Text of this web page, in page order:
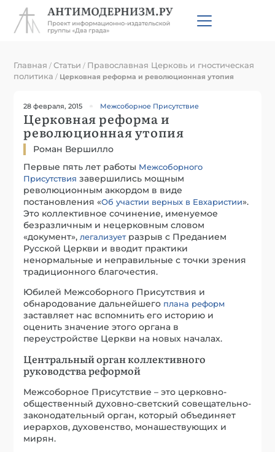
Главная /Статьи / Православная Церковь и гностическая
политика / Церковная реформа и революционная утопия
28 февраля, 2015 Межсоборное Присутствие
Церковная реформа и
революционная утопия
Роман Вершилло
Первые пять лет работы Межсоборного
Присутствия завершились мощным
революционным аккордом в виде
постановления «Об участии верных в Евхаристии».
Это коллективное сочинение, именуемое
безразличным и нецерковным словом
«документ»,легализуетразрыв с Преданием
Русской Церкви и вводит практики
ненормальные и неправильные с точки зрения
традиционного благочестия.
Юбилей Межсоборного Присутствия и
обнародование дальнейшего плана реформ
заставляет нас вспомнить его историю и
оценить значение этого органа в
переустройстве Церкви на новых началах.
Центральный орган коллективного
руководства реформой
Межсоборное Присутствие – это церковно-
общественный духовно-светский совещательно-
законодательный орган, который объединяет
иерархов, духовенство, монашествующих и
мирян.